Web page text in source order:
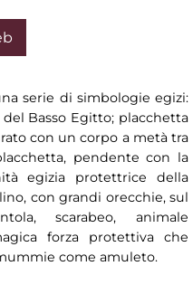
serie di simbologie egizi:
Basso Egitto; placchetta
con un corpo a metà tra
pendente con la
egizia protettrice della
con grandi orecchie, sul
scarabeo, animale
forza protettiva che
come amuleto.